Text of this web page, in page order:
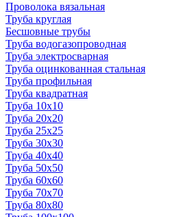
Проволока вязальная
Труба круглая
Бесшовные трубы
Труба водогазопроводная
Труба электросварная
Труба оцинкованная стальная
Труба профильная
Труба квадратная
Труба 10x10
Труба 20x20
Труба 25x25
Труба 30x30
Труба 40x40
Труба 50x50
Труба 60x60
Труба 70x70
Труба 80x80